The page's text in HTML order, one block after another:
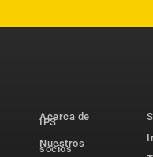
Acerca de
IPS
Nuestros
socios